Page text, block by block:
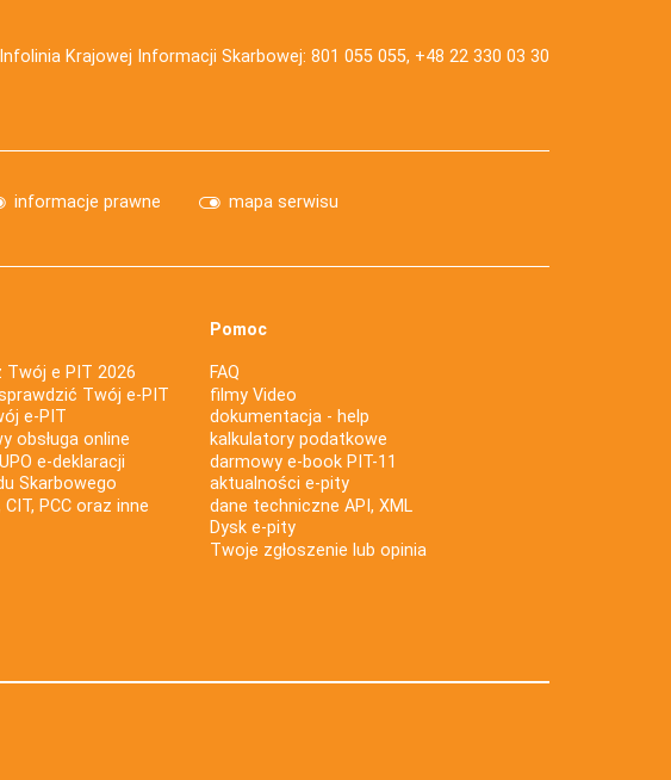
Infolinia Krajowej Informacji Skarbowej: 801 055 055, +48 22 330 03 30
informacje prawne mapa serwisu
e PIT 2026
Twój e-PIT
e-PIT
obsługa online
e-deklaracji
Skarbowego
PCC oraz inne
Pomoc
FAQ
filmy Video
dokumentacja - help
kalkulatory podatkowe
darmowy e-book PIT-11
aktualności e-pity
dane techniczne API, XML
Dysk e-pity
Twoje zgłoszenie lub opinia